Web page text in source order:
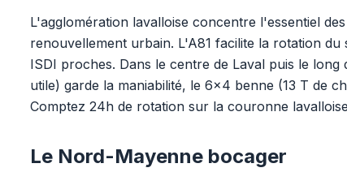
L'agglomération lavalloise concentre l'essentiel
renouvellement urbain. L'A81 facilite la rotation
ISDI proches. Dans le centre de Laval puis le
utile) garde la maniabilité, le 6x4 benne (13 T de
Comptez 24h de rotation sur la couronne
Le Nord-Mayenne bocager